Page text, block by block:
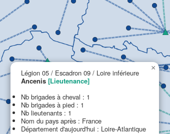
Légion 05 / Escadron 09 / Loire inférieure
Ancenis [Lieutenance]
Nb brigades à cheval : 1
Nb brigades à pied : 1
Nb lieutenants : 1
Nom du pays après : France
Département d'aujourd'hui : Loire-Atlantique
×